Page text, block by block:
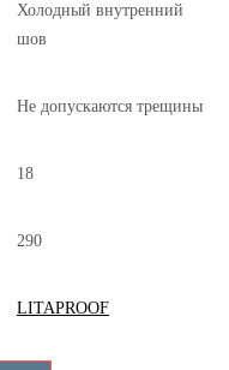
Холодный внутренний
шов
Не допускаются трещины
18
290
LITAPROOF